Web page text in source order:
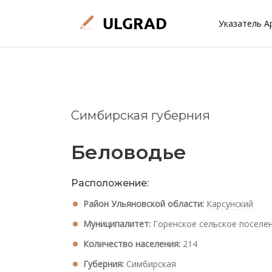
Указатель
Симбирская губерния
Беловодье
Расположение:
Район Ульяновской области: Карсунский
Муниципалитет: Горенское сельское
Количество населения: 214
Губерния: Симбирская